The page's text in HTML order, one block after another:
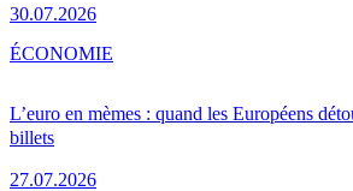
30.07.2026
L’euro en mèmes : quand les Européens
billets
27.07.2026
ÉCONOMIE